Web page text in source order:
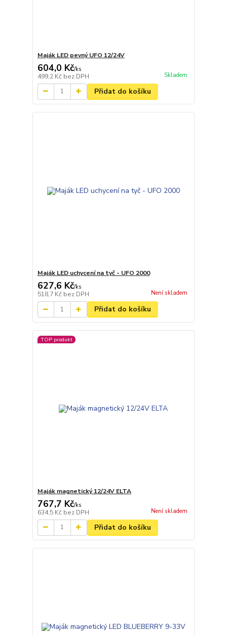
Maják LED pevný UFO 12/24V
604,0 Kč/ks
499,2 Kč bez DPH Skladem
Přidat do košíku
Maják LED uchycení na tyč - UFO 2000
627,6 Kč/ks
518,7 Kč bez DPH Není skladem
Přidat do košíku
TOP produkt
Maják magnetický 12/24V ELTA
767,7 Kč/ks
634,5 Kč bez DPH Není skladem
Přidat do košíku